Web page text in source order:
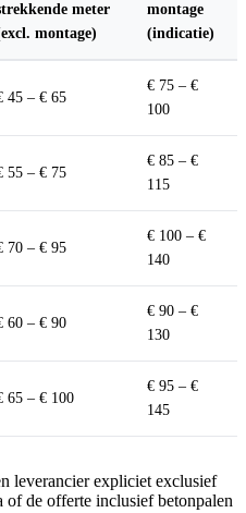
meter
montage)
montage
(indicatie)
45 – € 65
€ 75 – €
100
55 – € 75
€ 85 – €
115
70 – € 95
€ 100 – €
140
60 – € 90
€ 90 – €
130
65 – € 100
€ 95 – €
145
leverancier expliciet exclusief
de offerte inclusief betonpalen